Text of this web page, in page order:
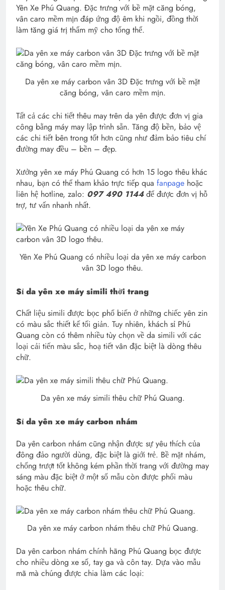
Yên Xe Phú Quang. Đặc trưng với bề mặt căng bóng,
vân caro mềm mịn đáp ứng độ êm khi ngồi, đồng thời
làm tăng giá trị thẩm mỹ cho tổng thể.
Da yên xe máy carbon vân 3D Đặc trưng với bề mặt
căng bóng, vân caro mềm mịn.
Tất cả các chi tiết thêu may trên da yên được đơn vị gia
công bằng máy may lập trình sẵn. Tăng độ bền, bảo vệ
các chi tiết bên trong tốt hơn cũng như đảm bảo tiêu chí
đường may đều – bền – đẹp.
Xưởng yên xe máy Phú Quang có hơn 15 logo thêu khác
nhau, bạn có thể tham khảo trực tiếp qua fanpage hoặc
liên hệ hotline, zalo: 097 490 1144để được đơn vị hỗ
trợ, tư vấn nhanh nhất.
Yên Xe Phú Quang có nhiều loại da yên xe máy carbon
vân 3D logo thêu.
Sỉ da yên xe máy simili thời trang
Chất liệu simili được bọc phổ biến ở những chiếc yên zin
có màu sắc thiết kế tối giản. Tuy nhiên, khách sỉ Phú
Quang còn có thêm nhiều tùy chọn về da simili với các
loại cải tiến màu sắc, hoạ tiết vân đặc biệt là dòng thêu
chữ.
Da yên xe máy simili thêu chữ Phú Quang.
Sỉ da yên xe máy carbon nhám
Da yên carbon nhám cũng nhận được sự yêu thích của
đông đảo người dùng, đặc biệt là giới trẻ. Bề mặt nhám,
chống trượt tốt không kém phần thời trang với đường may
sáng màu đặc biệt ở một số mẫu còn được phối màu
hoặc thêu chữ.
Da yên xe máy carbon nhám thêu chữ Phú Quang.
Da yên carbon nhám chính hãng Phú Quang bọc được
cho nhiều dòng xe số, tay ga và côn tay. Dựa vào mẫu
mã mà chúng được chia làm các loại: